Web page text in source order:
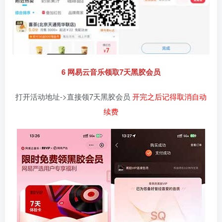
6 网易云音乐领取7天黑胶会员
打开活动地址->直接领7天黑胶会员 开完之后记得取消自动
续费